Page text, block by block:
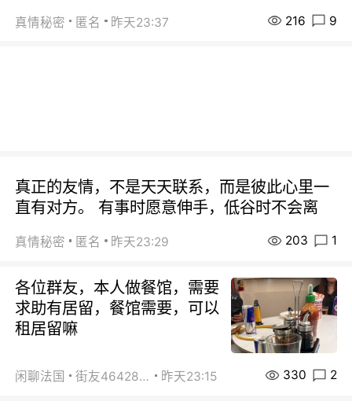
真情秘密 匿名 昨天23:37 216 9
真正的友情，不是天天联系，而是彼此心里一
直有对方。 有事时愿意伸手，低谷时不会离
真情秘密 匿名 昨天23:29 203 1
各位群友，本人做餐馆，需要
求助有居留，餐馆需要，可以
租居留嘛
闲聊法国 街友46428878 昨天23:15 330 2